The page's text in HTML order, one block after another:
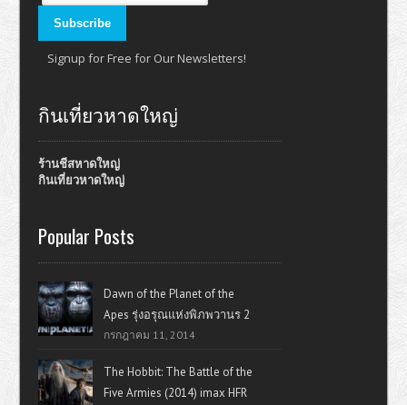
Signup for Free for Our Newsletters!
กินเที่ยวหาดใหญ่
ร้านชีสหาดใหญ่
กินเที่ยวหาดใหญ่
Popular Posts
Dawn of the Planet of the
Apes รุ่งอรุณแห่งพิภพวานร 2
กรกฎาคม 11, 2014
The Hobbit: The Battle of the
Five Armies (2014) imax HFR